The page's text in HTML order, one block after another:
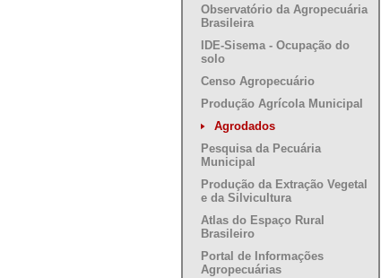
Observatório da Agropecuária
Brasileira
IDE-Sisema - Ocupação do
solo
Censo Agropecuário
Produção Agrícola Municipal
Agrodados
Pesquisa da Pecuária
Municipal
Produção da Extração Vegetal
e da Silvicultura
Atlas do Espaço Rural
Brasileiro
Portal de Informações
Agropecuárias